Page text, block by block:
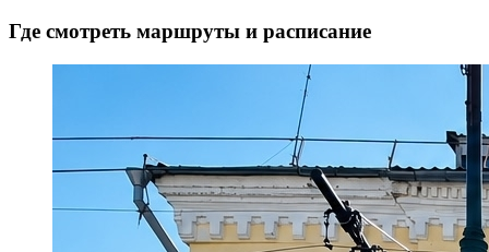
Где смотреть маршруты и расписание